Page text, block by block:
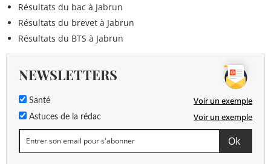
Résultats du bac à Jabrun
Résultats du brevet à Jabrun
Résultats du BTS à Jabrun
NEWSLETTERS
Santé Voir un exemple
Astuces de la rédac Voir un exemple